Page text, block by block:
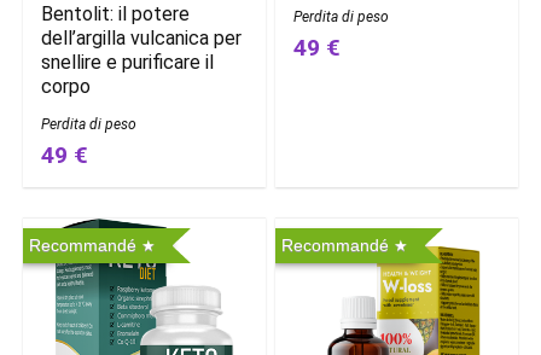
Bentolit: il potere
dell’argilla vulcanica per
snellire e purificare il
corpo
Perdita di peso
49 €
Perdita di peso
49 €
Recommandé Recommandé